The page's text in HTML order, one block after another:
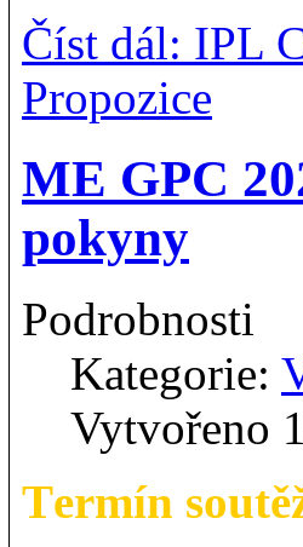
Číst dál: IPL
Propozice
ME GPC
pokyny
Podrobnosti
Kategorie:
Vytvořeno
Termín